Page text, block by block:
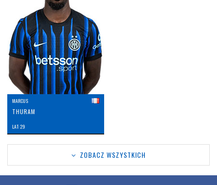
MARCUS
THURAM
LAT: 29
ZOBACZ WSZYSTKICH